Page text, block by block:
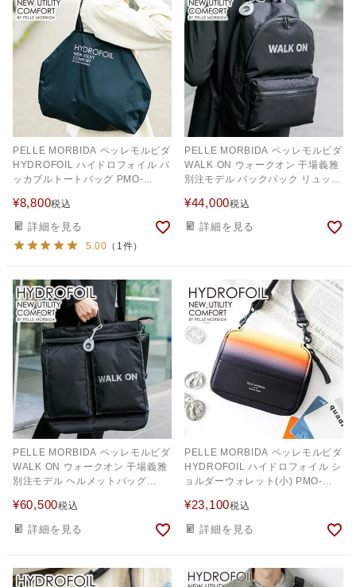
PELLE MORBIDA ペッレモルビダ
HYDROFOIL ハイドロフォイル パ
ッカブルトートバッグ PMO-
¥8,800税込
詳細を見る
5.00 （1件）
PELLE MORBIDA ペッレモルビダ
WALK ON ウォークオン 干場義雅
別注モデル バックパック リュック
¥44,000税込
詳細を見る
PELLE MORBIDA ペッレモルビダ
WALK ON ウォークオン 干場義雅
別注モデル ヘルメットバッグ
¥60,500税込
詳細を見る
PELLE MORBIDA ペッレモルビダ
HYDROFOIL ハイドロフォイル シ
ョルダーウォレット(小) PMO-
¥23,100税込
詳細を見る